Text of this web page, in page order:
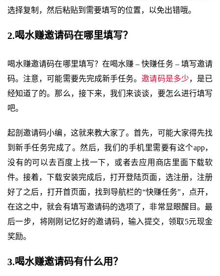
选择复制，然后粘贴到需要填写的位置，以免出错哦。
2.喝水赚邀请码在哪里填写？
喝水赚邀请码在哪里填写？在喝水赚 – 快赚任务 – 填写邀请
码。注意，可能需要先完成新手任务。邀请码是多少，是已
经知道了的。那么，接下来，我们来谈谈，要怎么进行填写
吧。
起剖邀请码小编，这就来教大家了。首先，可能大家得先找
到新手任务完成了。然后，我们的手机里需要有这个app，
没有的可以去百度上找一下，或者去应用商店里面下载软
件。接着，下载安装完成后，打开登陆页面，选注册，注册
好了之后，打开首页面，找到导航栏的“快赚任务”，点开，
在这之中，就会有填写邀请码的选项了，非常显眼醒目。最
后一步，将刚刚记忆好的邀请码，输入提交，领取5元现金
奖励。
3.喝水赚邀请码有什么用？